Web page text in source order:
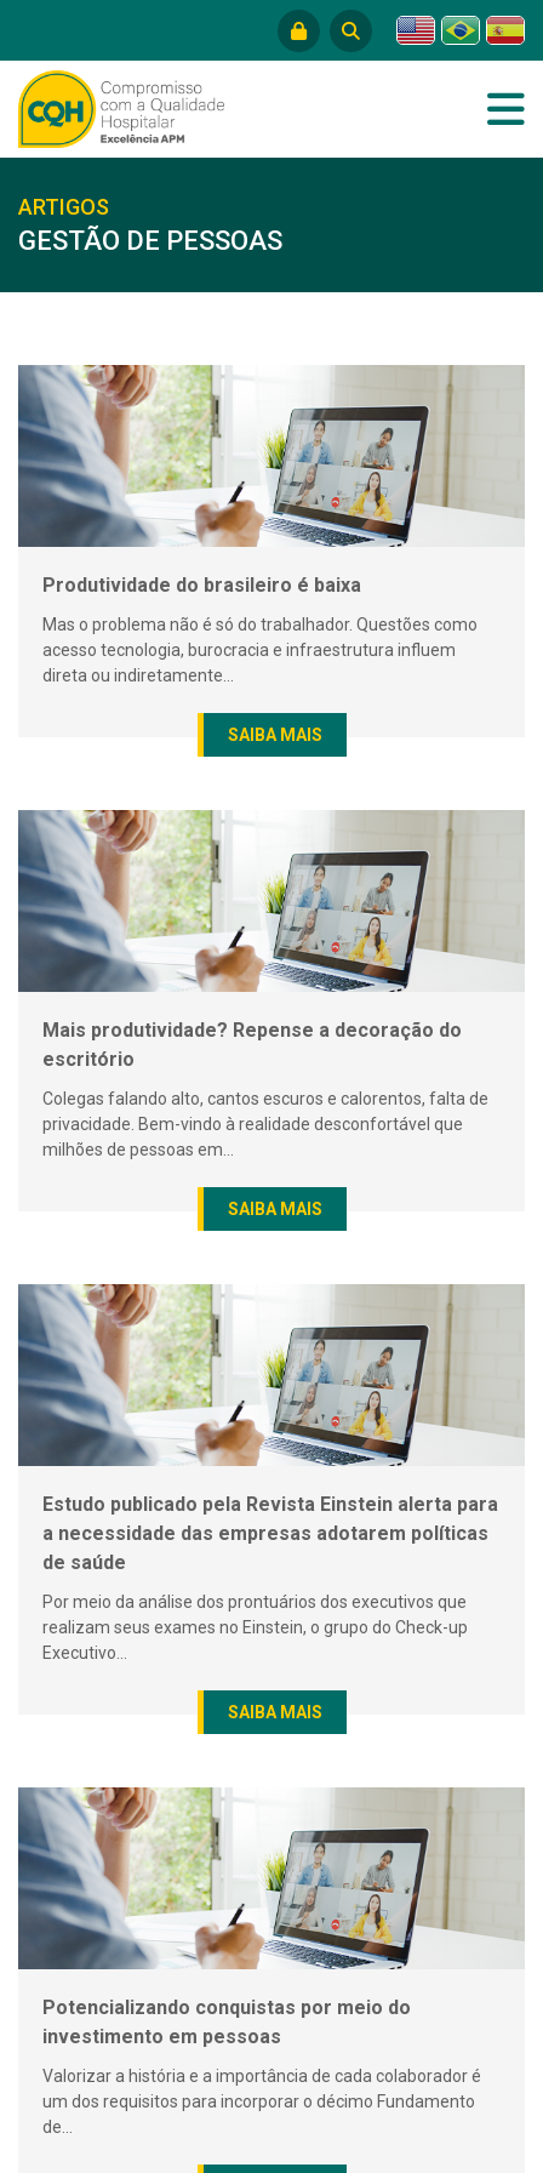
ARTIGOS
GESTÃO DE PESSOAS
Produtividade do brasileiro é baixa
Mas o problema não é só do trabalhador. Questões como
acesso tecnologia, burocracia e infraestrutura influem
direta ou indiretamente...
SAIBA MAIS
Mais produtividade? Repense a decoração do
escritório
Colegas falando alto, cantos escuros e calorentos, falta de
privacidade. Bem-vindo à realidade desconfortável que
milhões de pessoas em...
SAIBA MAIS
Estudo publicado pela Revista Einstein alerta para
a necessidade das empresas adotarem políticas
de saúde
Por meio da análise dos prontuários dos executivos que
realizam seus exames no Einstein, o grupo do Check-up
Executivo...
SAIBA MAIS
Potencializando conquistas por meio do
investimento em pessoas
Valorizar a história e a importância de cada colaborador é
um dos requisitos para incorporar o décimo Fundamento
de...